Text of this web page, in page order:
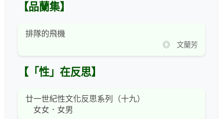
【品蘭集】
排隊的飛機
◎ 文蘭芳
【「性」在反思】
廿一世紀性文化反思系列（十九）
女女．女男